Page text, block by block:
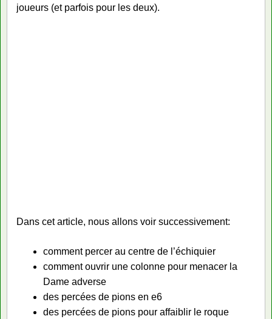
joueurs (et parfois pour les deux).
Dans cet article, nous allons voir successivement:
comment percer au centre de l’échiquier
comment ouvrir une colonne pour menacer la
Dame adverse
des percées de pions en e6
des percées de pions pour affaiblir le roque